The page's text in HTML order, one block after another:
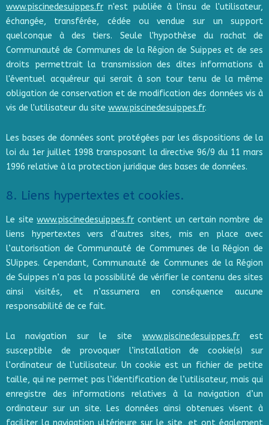
www.piscinedesuippes.fr n'est publiée à l'insu de l'utilisateur,
échangée, transférée, cédée ou vendue sur un support
quelconque à des tiers. Seule l'hypothèse du rachat de
Communauté de Communes de la Région de Suippes et de ses
droits permettrait la transmission des dites informations à
l'éventuel acquéreur qui serait à son tour tenu de la même
obligation de conservation et de modification des données vis à
vis de l'utilisateur du site www.piscinedesuippes.fr.
Les bases de données sont protégées par les dispositions de la
loi du 1er juillet 1998 transposant la directive 96/9 du 11 mars
1996 relative à la protection juridique des bases de données.
8. Liens hypertextes et cookies.
Le sitewww.piscinedesuippes.fr contient un certain nombre de
liens hypertextes vers d’autres sites, mis en place avec
l’autorisation de Communauté de Communes de la Région de
SUippes. Cependant, Communauté de Communes de la Région
de Suippes n’a pas la possibilité de vérifier le contenu des sites
ainsi visités, et n’assumera en conséquence aucune
responsabilité de ce fait.
La navigation sur le site www.piscinedesuippes.fr est
susceptible de provoquer l’installation de cookie(s) sur
l’ordinateur de l’utilisateur. Un cookie est un fichier de petite
taille, qui ne permet pas l’identification de l’utilisateur, mais qui
enregistre des informations relatives à la navigation d’un
ordinateur sur un site. Les données ainsi obtenues visent à
faciliter la navigation ultérieure sur le site, et ont également